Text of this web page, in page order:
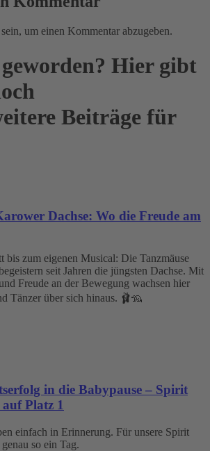
sein, um einen Kommentar abzugeben.
Hier gibt
Beiträge für
Dachse: Wo die Freude am
bis zum eigenen Musical: Die Tanzmäuse
seit Jahren die jüngsten Dachse. Mit
Freude an der Bewegung wachsen hier
Tänzer über sich hinaus. 🩰🦡
in die Babypause – Spirit
auf Platz 1
einfach in Erinnerung. Für unsere Spirit
so ein Tag.